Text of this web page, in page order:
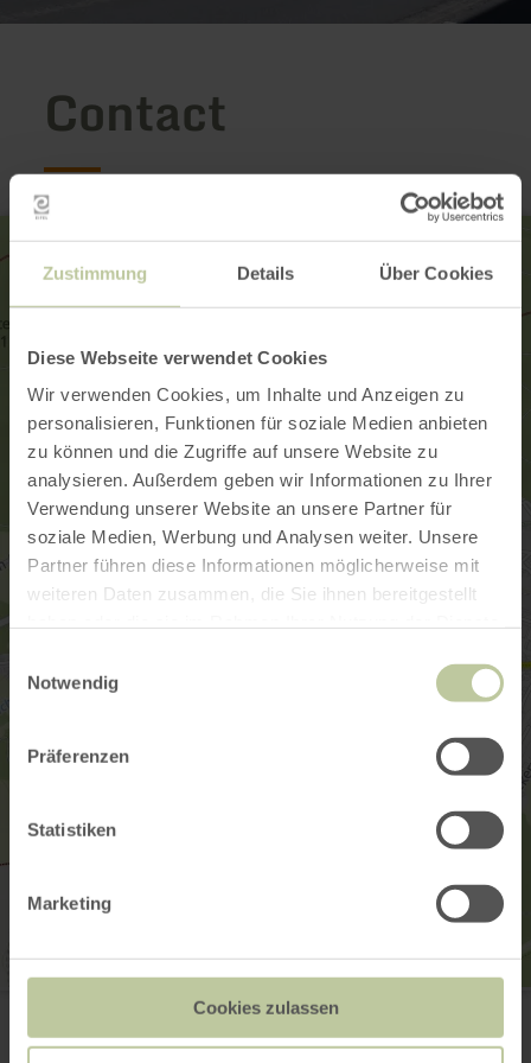
Zustimmung Details Über Cookies
Diese Webseite verwendet Cookies
Wir verwenden Cookies, um Inhalte und Anzeigen zu
personalisieren, Funktionen für soziale Medien anbieten
zu können und die Zugriffe auf unsere Website zu
analysieren. Außerdem geben wir Informationen zu Ihrer
Verwendung unserer Website an unsere Partner für
soziale Medien, Werbung und Analysen weiter. Unsere
Partner führen diese Informationen möglicherweise mit
weiteren Daten zusammen, die Sie ihnen bereitgestellt
Notwendig
Präferenzen
Statistiken
Marketing
Cookies zulassen
Contact
Tourist-Information Hocheifel-Nürburgring
Kirchstraße 15 - 19
53518 Adenau